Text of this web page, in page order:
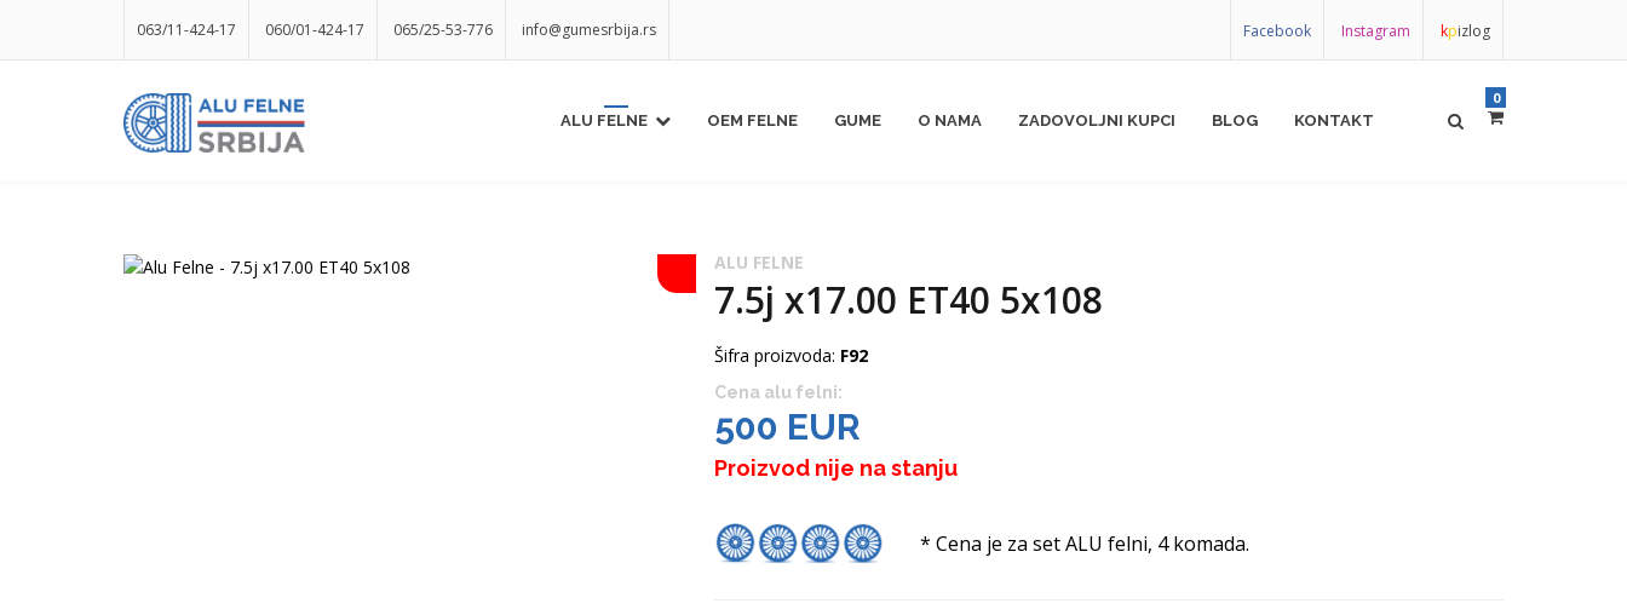
063/11-424-17 060/01-424-17 065/25-53-776 info@gumesrbija.rs Facebook Instagram kpizlog
ALU FELNE OEM FELNE GUME O NAMA ZADOVOLJNI KUPCI BLOG KONTAKT
0
ALU FELNE
7.5j x17.00 ET40 5x108
Šifra proizvoda: F92
Cena alu felni:
500 EUR
Proizvod nije na stanju
* Cena je za set ALU felni, 4 komada.